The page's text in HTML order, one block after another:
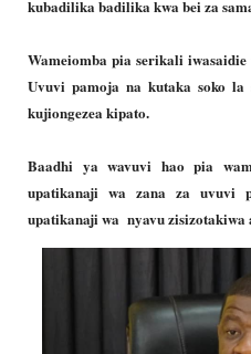
kubadilika badilika kwa bei za
Wameiomba pia serikali
Uvuvi pamoja na kutaka soko
kujiongezea kipato.
Baadhi ya wavuvi hao pia
upatikanaji wa zana za uvuvi
upatikanaji wa nyavu zisizotakiwa